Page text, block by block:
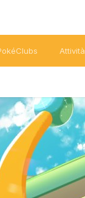
Attività